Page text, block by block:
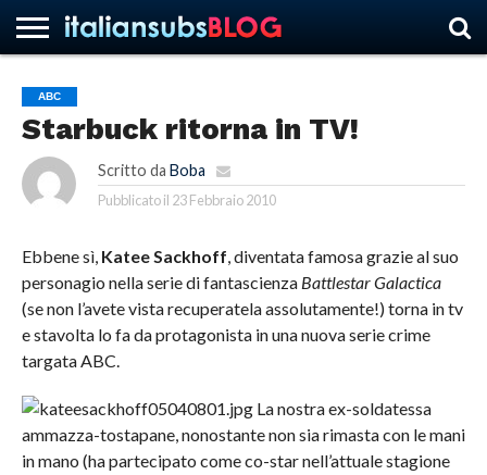
HOME
NEWS
ASCOLTI
RECENSIONI
INTERVISTE
CURIOSITÀ
CHI
SIAMO
CONTATTACI
FORUM
ITALIANSUBS
ABC
Starbuck ritorna in TV!
Scritto da Boba
Pubblicato il 23 Febbraio 2010
Ebbene sì, Katee Sackhoff, diventata famosa grazie al suo
personagio nella serie di fantascienza Battlestar Galactica
(se non l’avete vista recuperatela assolutamente!) torna in tv
e stavolta lo fa da protagonista in una nuova serie crime
targata ABC.
La nostra ex-soldatessa
ammazza-tostapane, nonostante non sia rimasta con le mani
in mano (ha partecipato come co-star nell’attuale stagione